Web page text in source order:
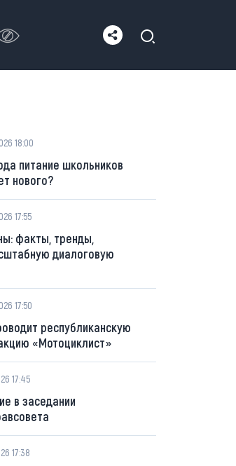
18:00
питание школьников
нового?
17:55
факты, тренды,
диалоговую
17:50
республиканскую
«Мотоциклист»
17:45
в заседании
17:38